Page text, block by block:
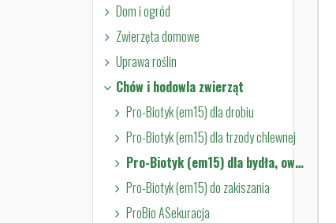
Dom i ogród
Zwierzęta domowe
Uprawa roślin
Chów i hodowla zwierząt
Pro-Biotyk (em15) dla drobiu
Pro-Biotyk (em15) dla trzody chlewnej
Pro-Biotyk (em15) dla bydła, owiec i kóz
Pro-Biotyk (em15) do zakiszania
ProBio ASekuracja